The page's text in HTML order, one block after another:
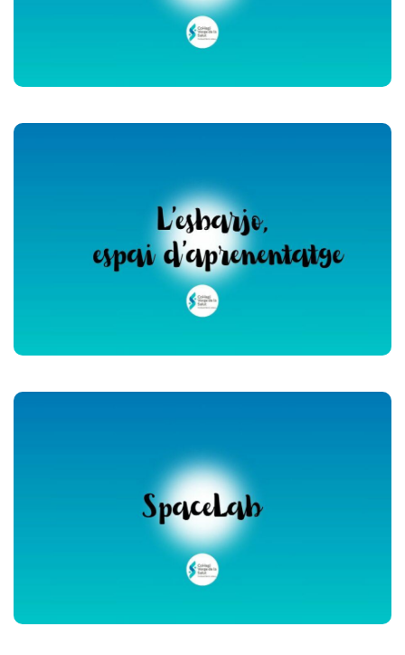
Veure vídeo (Youtube)
L'Esbarjo, espai
d'aprenentatge
Veure vídeo (Youtube)
SpaceLab
Veure vídeo (Youtube)